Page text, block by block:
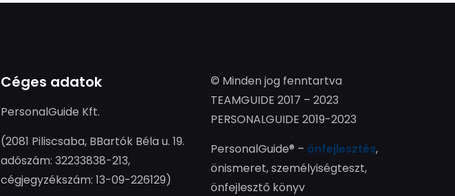
Céges adatok
PersonalGuide Kft.
(2081 Piliscsaba, BBartók Béla u. 19.
adószám: 32233838-213,
cégjegyzékszám: 13-09-226129)
© Minden jog fenntartva
TEAMGUIDE 2017 – 2023
PERSONALGUIDE 2019-2023
PersonalGuide® – önfejlesztés,
önismeret, személyiségteszt,
önfejlesztő könyv